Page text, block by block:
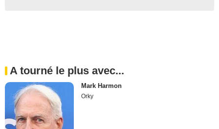
A tourné le plus avec...
Mark Harmon
Orky